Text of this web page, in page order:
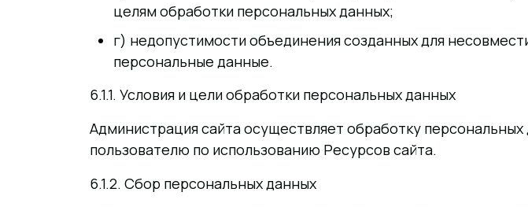
целям обработки персональных данных;
г) недопустимости объединения созданных для
персональные данные.
6.1.1. Условия и цели обработки персональных данных
Администрация сайта осуществляет обработку персональных
пользователю по использованию Ресурсов сайта.
6.1.2. Сбор персональных данных